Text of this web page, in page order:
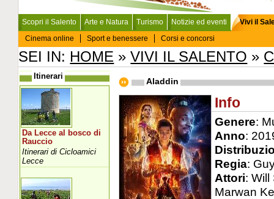
Scopri il Salento Arte e Natura Turismo Notizie ed eventi
Vivi il
Cinema online
Sport e benessere Corsi e concorsi
SEI IN: HOME »VIVI IL SALENTO »
Aladdin
Info
Genere:
Anno:
Regia:
Attori: Will
Marwan
Itinerari
Da Lecce al bosco di
Rauccio
Itinerari di Cicloamici
Lecce